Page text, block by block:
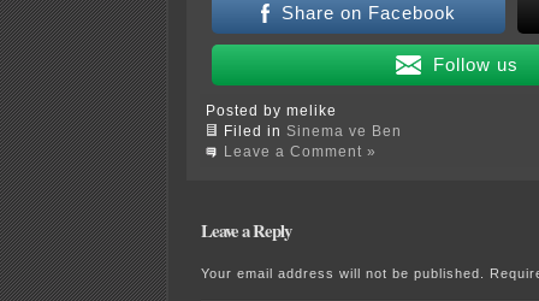
Share on Facebook
Follow us
Posted by melike
Filed in Sinema ve Ben
Leave a Comment »
Leave a Reply
Your email address will not be published.